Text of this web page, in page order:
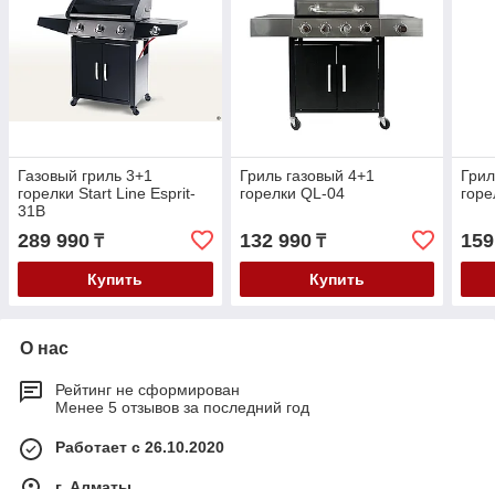
Газовый гриль 3+1
горелки Start Line Esprit-
31B
289 990 ₸
Купить
Гриль газовый 4+1
горелки QL-04
132 990₸
Купить
О нас
Рейтинг не сформирован
Менее 5 отзывов за последний год
Работает с 26.10.2020